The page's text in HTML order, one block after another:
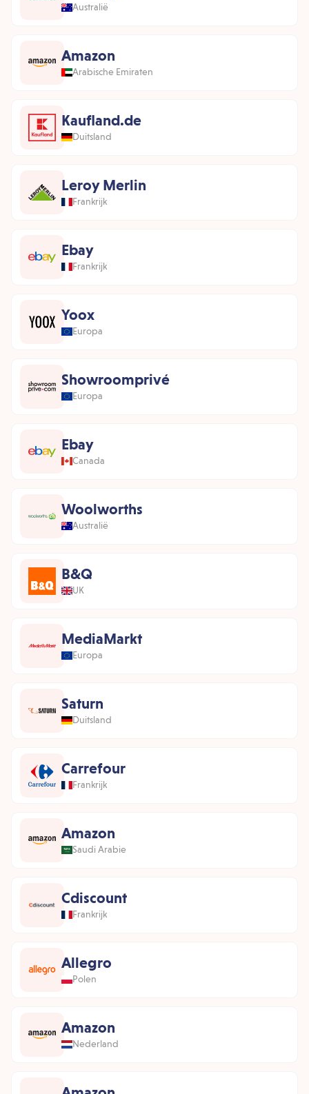
Australië
Amazon
Arabische Emiraten
Kaufland.de
Duitsland
Leroy Merlin
Frankrijk
Ebay
Frankrijk
Yoox
Europa
Showroomprivé
Europa
Ebay
Canada
Woolworths
Australië
B&Q
UK
MediaMarkt
Europa
Saturn
Duitsland
Carrefour
Frankrijk
Amazon
Saudi Arabie
Cdiscount
Frankrijk
Allegro
Polen
Amazon
Nederland